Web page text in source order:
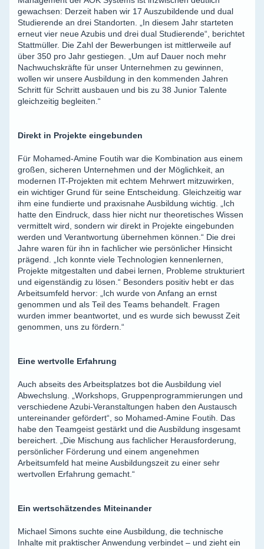
gewachsen: Derzeit haben wir 17 Auszubildende und dual
Studierende an drei Standorten. „In diesem Jahr starteten
erneut vier neue Azubis und drei dual Studierende“, berichtet
Stattmüller. Die Zahl der Bewerbungen ist mittlerweile auf
über 350 pro Jahr gestiegen. „Um auf Dauer noch mehr
Nachwuchskräfte für unser Unternehmen zu gewinnen,
wollen wir unsere Ausbildung in den kommenden Jahren
Schritt für Schritt ausbauen und bis zu 38 Junior Talente
gleichzeitig begleiten.“
Direkt in Projekte eingebunden
Für Mohamed-Amine Foutih war die Kombination aus einem
großen, sicheren Unternehmen und der Möglichkeit, an
modernen IT-Projekten mit echtem Mehrwert mitzuwirken,
ein wichtiger Grund für seine Entscheidung. Gleichzeitig war
ihm eine fundierte und praxisnahe Ausbildung wichtig. „Ich
hatte den Eindruck, dass hier nicht nur theoretisches Wissen
vermittelt wird, sondern wir direkt in Projekte eingebunden
werden und Verantwortung übernehmen können.“ Die drei
Jahre waren für ihn in fachlicher wie persönlicher Hinsicht
prägend. „Ich konnte viele Technologien kennenlernen,
Projekte mitgestalten und dabei lernen, Probleme strukturiert
und eigenständig zu lösen.“ Besonders positiv hebt er das
Arbeitsumfeld hervor: „Ich wurde von Anfang an ernst
genommen und als Teil des Teams behandelt. Fragen
wurden immer beantwortet, und es wurde sich bewusst Zeit
genommen, uns zu fördern.“
Eine wertvolle Erfahrung
Auch abseits des Arbeitsplatzes bot die Ausbildung viel
Abwechslung. „Workshops, Gruppenprogrammierungen und
verschiedene Azubi-Veranstaltungen haben den Austausch
untereinander gefördert“, so Mohamed-Amine Foutih. Das
habe den Teamgeist gestärkt und die Ausbildung insgesamt
bereichert. „Die Mischung aus fachlicher Herausforderung,
persönlicher Förderung und einem angenehmen
Arbeitsumfeld hat meine Ausbildungszeit zu einer sehr
wertvollen Erfahrung gemacht.“
Ein wertschätzendes Miteinander
Michael Simons suchte eine Ausbildung, die technische
Inhalte mit praktischer Anwendung verbindet – und zieht ein